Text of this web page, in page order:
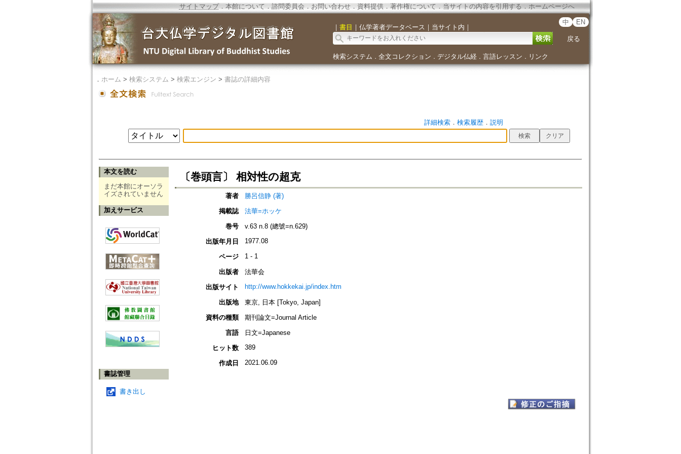
サイトマップ．本館について ． 諮問委員会． お問い合わせ． 資料提供． 著作権について．当サイトの内容を引用する ． ホームページへ
｜ 書目 ｜ 仏学著者データベース ｜ 当サイト内 ｜
中 EN
戻る
検索システム ． 全文コレクション ． デジタル仏経． 言語レッスン ． リンク
． ホーム > 検索システム > 検索エンジン > 書誌の詳細内容
詳細検索． 検索履歴． 説明
本文を読む
まだ本館にオーソラ
イズされていません
加えサービス
書誌管理
書き出し
〔巻頭言〕 相対性の超克
著者
勝呂信静 (著)
掲載誌
法華=ホッケ
巻号
v.63 n.8 (總號=n.629)
出版年月日
1977.08
ページ 1 - 1
出版者
法華会
出版サイト
http://www.hokkekai.jp/index.htm
出版地
東京, 日本 [Tokyo, Japan]
資料の種類
期刊論文=Journal Article
言語
日文=Japanese
ヒット数
389
作成日 2021.06.09